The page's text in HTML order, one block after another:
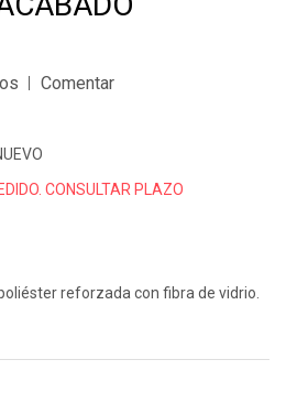
Comentar
CONSULTAR PLAZO
reforzada con fibra de vidrio.